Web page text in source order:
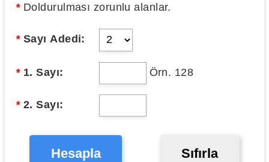
*Doldurulması zorunlu alanlar.
*Sayı Adedi:
*1. Sayı: Örn. 128
*2. Sayı:
Hesapla Sıfırla